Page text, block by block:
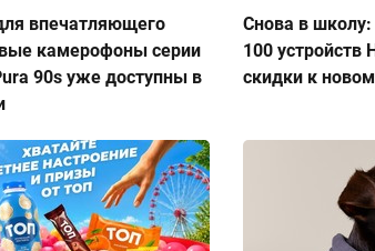
впечатляющего
камерофоны серии
90s уже доступны в
Снова в школу:
100 устройств
скидки к